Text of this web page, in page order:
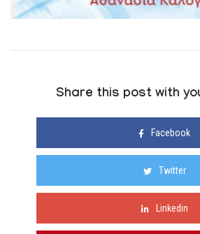
Share this post with
Facebook
Twitter
Linkedin